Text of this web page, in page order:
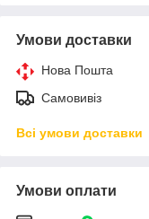
Умови доставки
Нова Пошта
Самовивіз
Всі умови доставки
Умови оплати